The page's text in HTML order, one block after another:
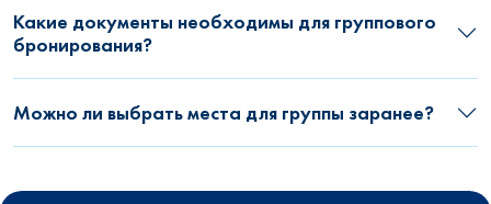
Какие документы необходимы для группового
бронирования?
Можно ли выбрать места для группы заранее?